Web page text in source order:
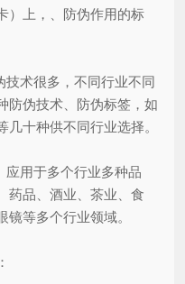
）上，、防伪作用的标
术很多，不同行业不同
防伪技术、防伪标签，如
十种供不同行业选择。
用于多个行业多种品
药品、酒业、茶业、食
等多个行业领域。